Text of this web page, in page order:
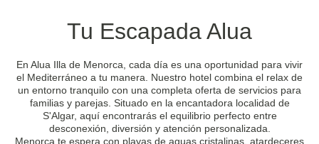
Tu Escapada Alua
En Alua Illa de Menorca, cada día es una oportunidad para vivir
el Mediterráneo a tu manera. Nuestro hotel combina el relax de
un entorno tranquilo con una completa oferta de servicios para
familias y parejas. Situado en la encantadora localidad de
S'Algar, aquí encontrarás el equilibrio perfecto entre
desconexión, diversión y atención personalizada.
Menorca te espera con playas de aguas cristalinas, atardeceres